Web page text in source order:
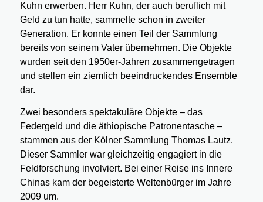
Kuhn erwerben. Herr Kuhn, der auch beruflich mit
Geld zu tun hatte, sammelte schon in zweiter
Generation. Er konnte einen Teil der Sammlung
bereits von seinem Vater übernehmen. Die Objekte
wurden seit den 1950er-Jahren zusammengetragen
und stellen ein ziemlich beeindruckendes Ensemble
dar.
Zwei besonders spektakuläre Objekte – das
Federgeld und die äthiopische Patronentasche –
stammen aus der Kölner Sammlung Thomas Lautz.
Dieser Sammler war gleichzeitig engagiert in die
Feldforschung involviert. Bei einer Reise ins Innere
Chinas kam der begeisterte Weltenbürger im Jahre
2009 um.